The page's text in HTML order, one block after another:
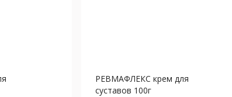
РЕВМАФЛЕКС крем для
суставов 100г